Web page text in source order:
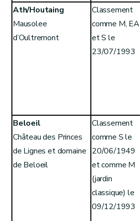
Ath/Houtaing
Mausolee
d’Oultremont
Classement
comme M, EA
et S le
23/07/1993
Beloeil
Château des Princes
de Lignes et domaine
de Beloeil
Classement
comme S le
20/06/1949
et comme M
(jardin
classique) le
09/12/1993